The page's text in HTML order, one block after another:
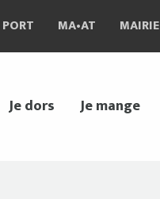
PORT MAIRIE
MA•AT
Je dors Je mange